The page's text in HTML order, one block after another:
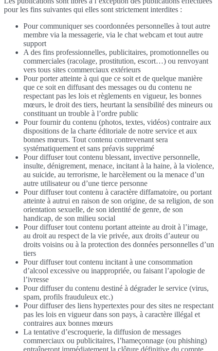
pour les fins suivantes qui elles sont strictement interdites :
Pour communiquer ses coordonnées personnelles à tout autre
membre via la messagerie, via le chat webcam et tout autre
support
A des fins professionnelles, publicitaires, promotionnelles ou
commerciales (racolage, prostitution, escort…) ou renvoyant
vers tous sites commerciaux extérieurs
Pour porter atteinte à qui que ce soit et de quelque manière
que ce soit en diffusant des messages ou du contenu ne
respectant pas les lois et règlements en vigueur, les bonnes
mœurs, le droit des tiers, heurtant la sensibilité des mineurs ou
constituant un trouble à l’ordre public
Pour fournir du contenu (photos, textes, vidéos) contraire aux
dispositions de la charte éditoriale de notre service et aux
bonnes mœurs. Tout contenu contrevenant sera
systématiquement et sans préavis supprimé
Pour diffuser tout contenu blessant, invective personnelle,
insulte, dénigrement, menace, incitant à la haine, à la violence,
au suicide, au terrorisme, le harcèlement ou la menace d’un
autre utilisateur ou d’une tierce personne
Pour diffuser tout contenu à caractère diffamatoire, ou portant
atteinte à autrui en raison de son origine, de sa religion, de son
orientation sexuelle, de son identité de genre, de son
handicap, de son milieu social
Pour diffuser tout contenu portant atteinte au droit à l’image,
au droit au respect de la vie privée, aux droits d’auteur ou
droits voisins ou à la protection des données personnelles d’un
tiers
Pour diffuser tout contenu incitant à une consommation
d’alcool excessive ou inappropriée, ou faisant l’apologie de
l’ivresse
Pour diffuser du contenu destiné à dégrader le service (virus,
spam, profils frauduleux etc.)
Pour diffuser des liens hypertextes pour des sites ne respectant
pas les lois en vigueur dans son pays, à caractère illégal et
contraires aux bonnes mœurs
La tentative d’escroquerie, la diffusion de messages
commerciaux ou publicitaires, l’hameçonnage (ou phishing)
entraîneront immédiatement la clôture définitive du compte